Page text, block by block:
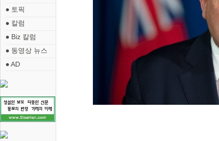
● 토픽
● 칼럼
● Biz 칼럼
● 동영상 뉴스
● AD